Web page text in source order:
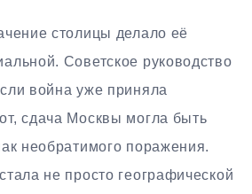
столицы делало её
Советское руководство
война уже приняла
сдача Москвы могла быть
необратимого поражения.
не просто географической